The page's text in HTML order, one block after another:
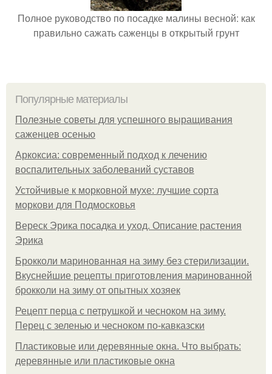
Полное руководство по посадке малины весной: как
правильно сажать саженцы в открытый грунт
Популярные материалы
Полезные советы для успешного выращивания
саженцев осенью
Аркоксиа: современный подход к лечению
воспалительных заболеваний суставов
Устойчивые к морковной мухе: лучшие сорта
моркови для Подмосковья
Вереск Эрика посадка и уход. Описание растения
Эрика
Брокколи маринованная на зиму без стерилизации.
Вкуснейшие рецепты приготовления маринованной
брокколи на зиму от опытных хозяек
Рецепт перца с петрушкой и чесноком на зиму.
Перец с зеленью и чесноком по-кавказски
Пластиковые или деревянные окна. Что выбрать:
деревянные или пластиковые окна